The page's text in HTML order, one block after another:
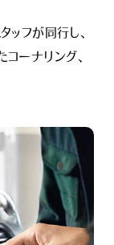
ッフが同行し、
ーナリング、